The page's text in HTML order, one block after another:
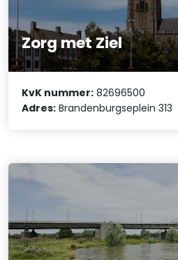
Zorg met Ziel
KvK nummer: 82696500
Adres: Brandenburgseplein 313